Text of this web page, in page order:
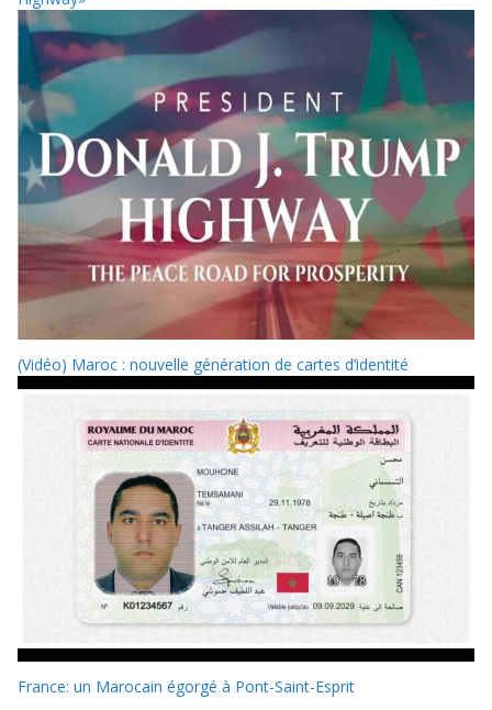
(Vidéo) Maroc : nouvelle génération de cartes d’identité
France: un Marocain égorgé à Pont-Saint-Esprit